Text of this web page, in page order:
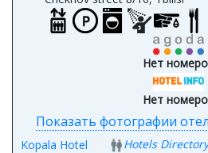
Нет номеров
Нет номеров
Показать фотографии
Kopala Hotel Hotels